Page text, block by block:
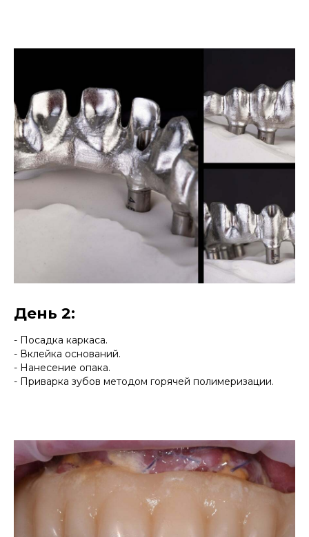
День 2:
- Посадка каркаса.
- Вклейка оснований.
- Нанесение опака.
- Приварка зубов методом горячей полимеризации.